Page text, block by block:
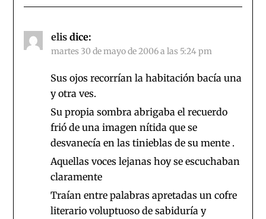
elis dice:
martes 30 de mayo de 2006 a las 5:24 pm
Sus ojos recorrían la habitación bacía una
y otra ves.
Su propia sombra abrigaba el recuerdo
frió de una imagen nítida que se
desvanecía en las tinieblas de su mente .
Aquellas voces lejanas hoy se escuchaban
claramente
Traían entre palabras apretadas un cofre
literario voluptuoso de sabiduría y